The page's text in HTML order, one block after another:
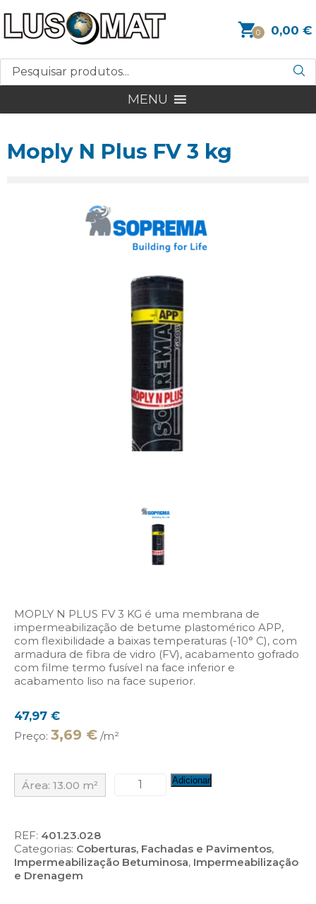
0 0,00 €
MENU
Moply N Plus FV 3 kg
MOPLY N PLUS FV 3 KG é uma membrana de
impermeabilização de betume plastomérico APP,
com flexibilidade a baixas temperaturas (-10° C), com
armadura de fibra de vidro (FV), acabamento gofrado
com filme termo fusível na face inferior e
acabamento liso na face superior.
47,97 €
Preço: 3,69 € /m²
Área: 13.00 m²
Quantidade
FV
3
Adicionar
REF: 401.23.028
Categorias: Coberturas, Fachadas e Pavimentos,
Impermeabilização Betuminosa, Impermeabilização
e Drenagem